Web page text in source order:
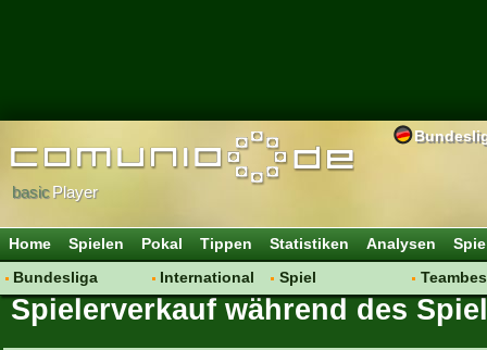
basicPlayer
Home Spielen Pokal Tippen Statistiken Analysen
Bundesliga
Hot News
International
Vereine
Spiel
Regeln & Tipps
Spielerverkauf während des